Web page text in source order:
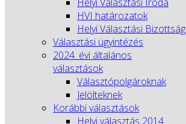
HVI határozatok
Helyi Választási Bizottság
Választási ügyintézés
2024. évi általános
választások
Választópolgároknak
Jelölteknek
Korábbi választások
Helyi választás 2014